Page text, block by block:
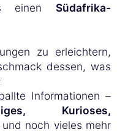
einen Südafrika-
zu erleichtern,
dessen, was
Informationen –
Kurioses,
und noch vieles mehr